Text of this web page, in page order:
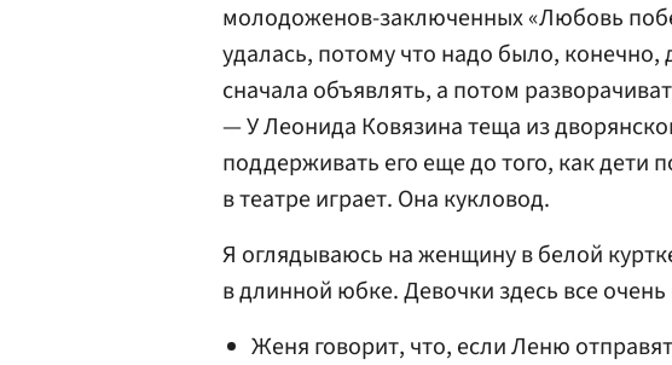
молодоженов-заключенных «Любовь
удалась, потому что надо было, конечно,
сначала объявлять, а потом
— УЛеонида Ковязинатеща из
поддерживать его еще до того, как дети
в театре играет. Она кукловод.
Я оглядываюсь на женщину в белой
в длинной юбке. Девочки здесь все
Женя говорит, что, если Леню